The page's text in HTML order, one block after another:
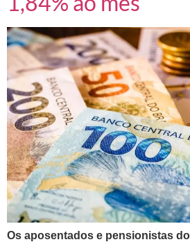
Os aposentados e pensionistas